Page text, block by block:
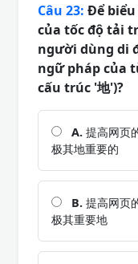
Câu 23: Để
của tốc độ tải
người dùng di
ngữ pháp của
cấu trúc '地')?
A. 提高网页
极其地重要的
B. 提高网页
极其重要地